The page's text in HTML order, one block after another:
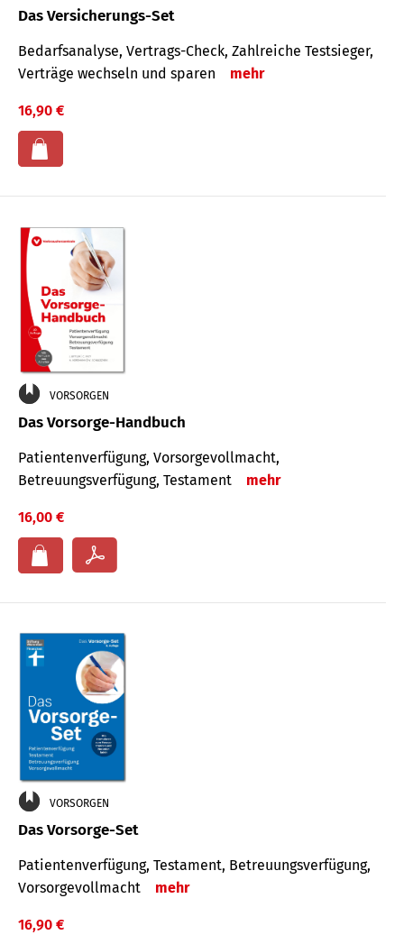
Das Versicherungs-Set
Bedarfsanalyse, Vertrags-Check, Zahlreiche Testsieger,
Verträge wechseln und sparen
mehr
16,90 €
VORSORGEN
Das Vorsorge-Handbuch
Patientenverfügung, Vorsorgevollmacht,
Betreuungsverfügung, Testament
mehr
16,00 €
VORSORGEN
Das Vorsorge-Set
Patienten­ver­fügung, Testa­ment, Be­treuungs­verfü­gung,
Vor­sorge­voll­macht
mehr
16,90 €